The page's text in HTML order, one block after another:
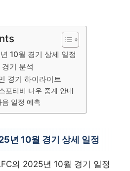
10월 경기 상세 일정
기 분석
경기 하이라이트
포티비 나우 중계 안내
일정 예측
년 10월 경기 상세 일정
의 2025년 10월 경기 일정